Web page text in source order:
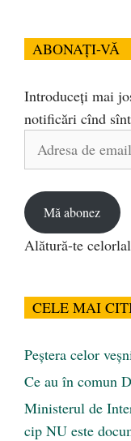
ABONAȚI-VĂ
Introduceți mai
notificări cînd
Adresa
Mă abonez
Alătură-te
CELE MAI
Peştera celor
Ce au în comun
Ministerul de
cip NU este